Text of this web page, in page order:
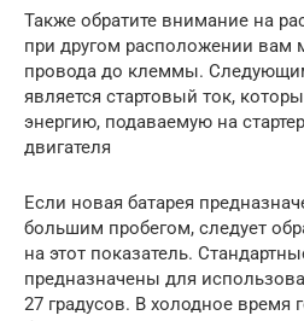
Также обратите внимание на
при другом расположении вам
провода до клеммы.
является стартовый ток,
энергию, подаваемую на
двигателя
Если новая батарея
большим пробегом, следует
на этот показатель.
предназначены для
27 градусов. В холодное время